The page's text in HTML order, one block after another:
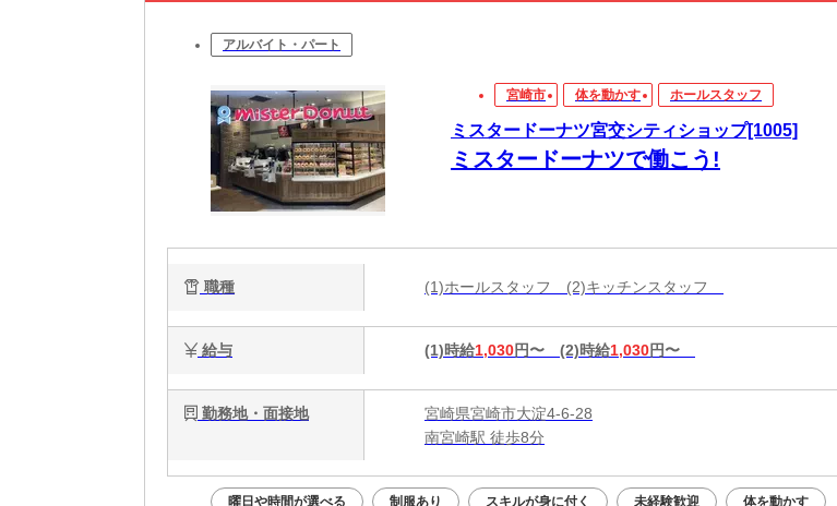
アルバイト・パート
宮崎市 体を動かす ホールスタッフ
ミスタードーナツ宮交シティショップ[1005]
ミスタードーナツで働こう!
職種 (1)ホールスタッフ (2)キッチンスタッフ
給与 (1)時給1,030円〜 (2)時給1,030円〜
勤務地・面接地
宮崎県宮崎市大淀4-6-28
南宮崎駅 徒歩8分
曜日や時間が選べる 制服あり スキルが身に付く 未経験歓迎 体を動かす